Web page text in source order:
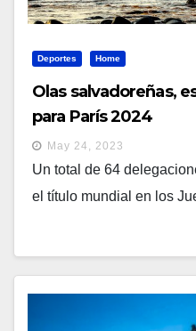
Deportes Home
Olas salvadoreñas,
para París 2024
May 24, 2023
Un total de 64
el título mundial en los